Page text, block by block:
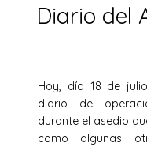
Diario del
Hoy, día 18 de
diario de
durante el asedio
como algunas